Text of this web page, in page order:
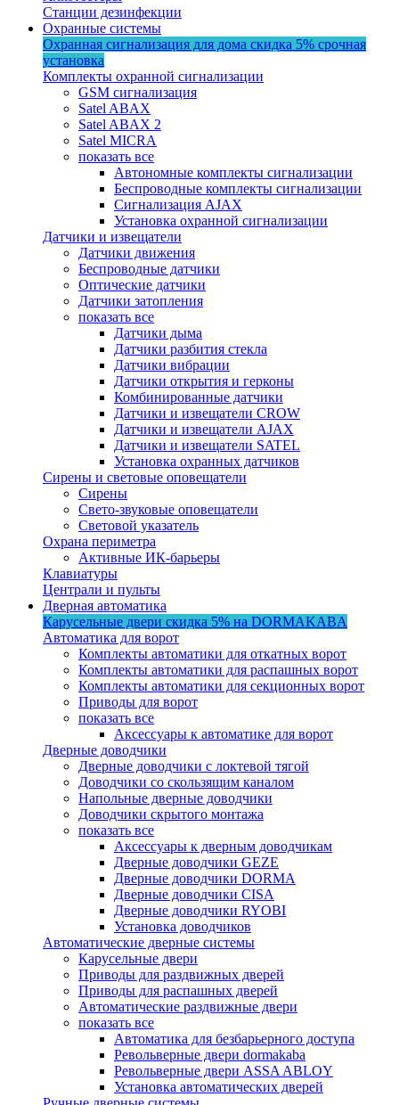
Станции дезинфекции
Охранные системы
Охранная сигнализация для дома скидка 5% срочная
установка
Комплекты охранной сигнализации
GSM сигнализация
Satel ABAX
Satel ABAX 2
Satel MICRA
показать все
Автономные комплекты сигнализации
Беспроводные комплекты сигнализации
Сигнализация AJAX
Установка охранной сигнализации
Датчики и извещатели
Датчики движения
Беспроводные датчики
Оптические датчики
Датчики затопления
показать все
Датчики дыма
Датчики разбития стекла
Датчики вибрации
Датчики открытия и герконы
Комбинированные датчики
Датчики и извещатели CROW
Датчики и извещатели AJAX
Датчики и извещатели SATEL
Установка охранных датчиков
Сирены и световые оповещатели
Сирены
Свето-звуковые оповещатели
Световой указатель
Охрана периметра
Активные ИК-барьеры
Клавиатуры
Централи и пульты
Дверная автоматика
Карусельные двери скидка 5% на DORMAKABA
Автоматика для ворот
Комплекты автоматики для откатных ворот
Комплекты автоматики для распашных ворот
Комплекты автоматики для секционных ворот
Приводы для ворот
показать все
Аксессуары к автоматике для ворот
Дверные доводчики
Дверные доводчики с локтевой тягой
Доводчики со скользящим каналом
Напольные дверные доводчики
Доводчики скрытого монтажа
показать все
Аксессуары к дверным доводчикам
Дверные доводчики GEZE
Дверные доводчики DORMA
Дверные доводчики CISA
Дверные доводчики RYOBI
Установка доводчиков
Автоматические дверные системы
Карусельные двери
Приводы для раздвижных дверей
Приводы для распашных дверей
Автоматические раздвижные двери
показать все
Автоматика для безбарьерного доступа
Револьверные двери dormakaba
Револьверные двери ASSA ABLOY
Установка автоматических дверей